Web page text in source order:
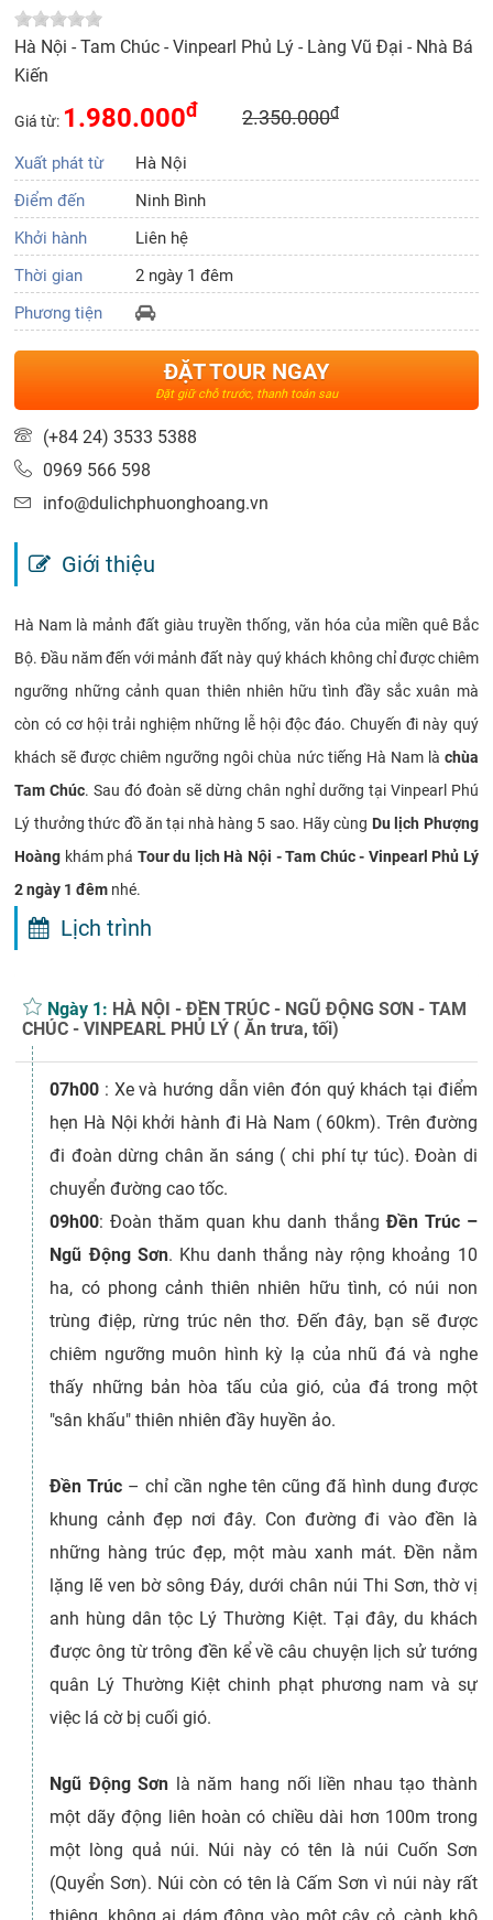
Hà Nội - Tam Chúc - Vinpearl Phủ Lý - Làng Vũ Đại - Nhà Bá
Kiến
Giá từ: 1.980.000đ 2.350.000đ
Xuất phát từ
Hà Nội
Điểm đến
Ninh Bình
Khởi hành
Liên hệ
Thời gian
2 ngày 1 đêm
Phương tiện
ĐẶT TOUR NGAY
Đặt giữ chỗ trước, thanh toán sau
(+84 24) 3533 5388
0969 566 598
info@dulichphuonghoang.vn
Giới thiệu
Hà Nam là mảnh đất giàu truyền thống, văn hóa của miền quê Bắc
Bộ. Đầu năm đến với mảnh đất này quý khách không chỉ được chiêm
ngưỡng những cảnh quan thiên nhiên hữu tình đầy sắc xuân mà
còn có cơ hội trải nghiệm những lễ hội độc đáo. Chuyến đi này quý
khách sẽ được chiêm ngưỡng ngôi chùa nức tiếng Hà Nam là chùa
Tam Chúc. Sau đó đoàn sẽ dừng chân nghỉ dưỡng tại Vinpearl Phú
Lý thưởng thức đồ ăn tại nhà hàng 5 sao. Hãy cùng Du lịch Phượng
Hoàng khám phá Tour du lịch Hà Nội - Tam Chúc - Vinpearl Phủ Lý
2 ngày 1 đêm nhé.
Lịch trình
Ngày 1: HÀ NỘI - ĐỀN TRÚC - NGŨ ĐỘNG SƠN - TAM
CHÚC - VINPEARL PHỦ LÝ ( Ăn trưa, tối)
07h00 : Xe và hướng dẫn viên đón quý khách tại điểm
hẹn Hà Nội khởi hành đi Hà Nam ( 60km). Trên đường
đi đoàn dừng chân ăn sáng ( chi phí tự túc). Đoàn di
chuyển đường cao tốc.
09h00: Đoàn thăm quan khu danh thắngĐền Trúc –
Ngũ Động Sơn. Khu danh thắng này rộng khoảng 10
ha, có phong cảnh thiên nhiên hữu tình, có núi non
trùng điệp, rừng trúc nên thơ. Ðến đây, bạn sẽ được
chiêm ngưỡng muôn hình kỳ lạ của nhũ đá và nghe
thấy những bản hòa tấu của gió, của đá trong một
"sân khấu" thiên nhiên đầy huyền ảo.
Đền Trúc – chỉ cần nghe tên cũng đã hình dung được
khung cảnh đẹp nơi đây. Con đường đi vào đền là
những hàng trúc đẹp, một màu xanh mát. Đền nằm
lặng lẽ ven bờ sông Đáy, dưới chân núi Thi Sơn, thờ vị
anh hùng dân tộc Lý Thường Kiệt. Tại đây, du khách
được ông từ trông đền kể về câu chuyện lịch sử tướng
quân Lý Thường Kiệt chinh phạt phương nam và sự
việc lá cờ bị cuối gió.
Ngũ Động Sơn là năm hang nối liền nhau tạo thành
một dãy động liên hoàn có chiều dài hơn 100m trong
một lòng quả núi. Núi này có tên là núi Cuốn Sơn
(Quyển Sơn). Núi còn có tên là Cấm Sơn vì núi này rất